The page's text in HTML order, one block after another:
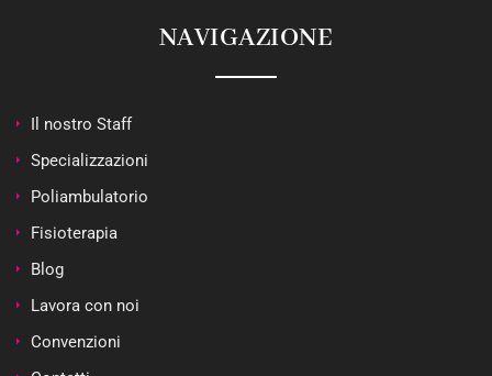
NAVIGAZIONE
Il nostro Staff
Specializzazioni
Poliambulatorio
Fisioterapia
Blog
Lavora con noi
Convenzioni